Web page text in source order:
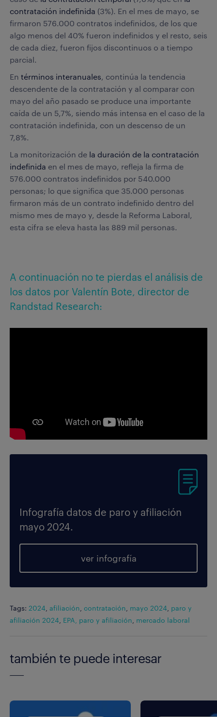
contratación indefinida (3%). En el mes de mayo, se
firmaron 576.000 contratos indefinidos, de los que
algo menos del 40% fueron indefinidos y el resto, seis
de cada diez, fueron fijos discontinuos o a tiempo
parcial.
En términos interanuales, continúa la tendencia
descendente de la contratación y al comparar con
mayo del año pasado se produce una importante
caída de un 5,7%, siendo más intensa en el caso de la
contratación indefinida, con un descenso de un
7,8%.
La monitorización de la duración de la contratación
indefinida en el mes de mayo, refleja la firma de
576.000 contratos indefinidos por 540.000
personas; lo que significa que 35.000 personas
firmaron más de un contrato indefinido dentro del
mismo mes de mayo y, desde la Reforma Laboral,
esta cifra se eleva hasta las 889 mil personas.
A continuación no te pierdas el análisis de
los datos por Valentín Bote, director de
Randstad Research:
Infografía datos de paro y afiliación
mayo 2024.
ver infografía
Tags: 2024 afiliación contratación mayo 2024 paro y
afiliación 2024 EPA, paro y afiliación mercado laboral
también te puede interesar